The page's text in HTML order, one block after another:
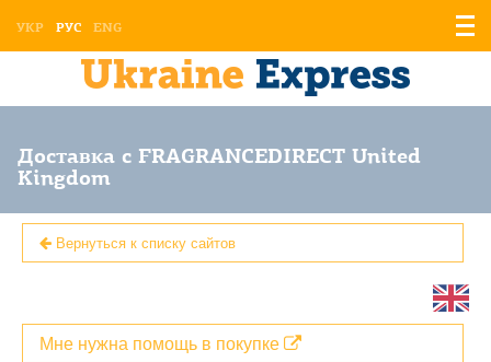
УКР РУС ENG
Доставка с FRAGRANCEDIRECT United
Kingdom
Вернуться к списку сайтов
Мне нужна помощь в покупке